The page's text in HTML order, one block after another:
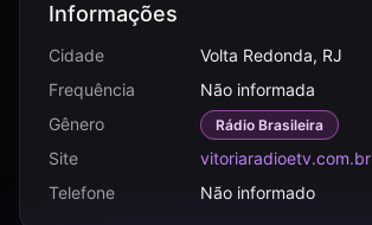
Informações
Cidade
Volta Redonda, RJ
Frequência
Não informada
Gênero
Rádio Brasileira
Site
vitoriaradioetv.com.br
Telefone
Não informado